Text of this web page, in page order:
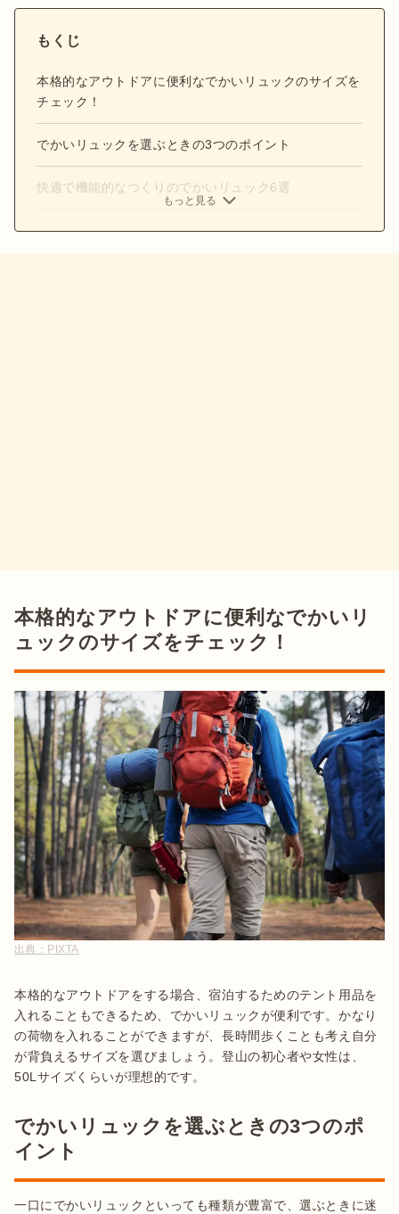
もくじ
本格的なアウトドアに便利なでかいリュックのサイズを
チェック！
でかいリュックを選ぶときの3つのポイント
快適で機能的なつくりのでかいリュック6選
もっと見る
本格的なアウトドアに便利なでかいリ
ュックのサイズをチェック！
出典： PIXTA
本格的なアウトドアをする場合、宿泊するためのテント用品を
入れることもできるため、でかいリュックが便利です。かなり
の荷物を入れることができますが、長時間歩くことも考え自分
が背負えるサイズを選びましょう。登山の初心者や女性は、
でかいリュックを選ぶときの3つのポ
イント
一口にでかいリュックといっても種類が豊富で、選ぶときに迷